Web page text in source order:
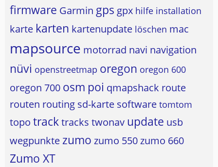
firmware Garmin gps gpx hilfe installation
karte karten kartenupdate löschen mac
mapsource motorrad navi navigation
nüvi openstreetmap oregon oregon 600
oregon 700 osm poi qmapshack route
routen routing sd-karte software tomtom
topo tracktracks twonav update usb
wegpunkte zumo zumo 550zumo 660
Zumo XT